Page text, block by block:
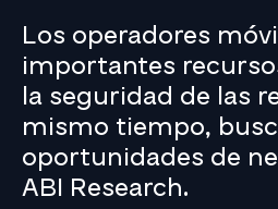
Los operadores
importantes
la seguridad de las
mismo tiempo,
oportunidades de
ABI Research.